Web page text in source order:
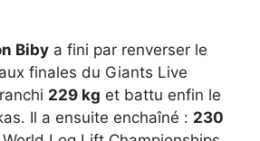
Biby a fini par renverser le
finales du Giants Live
229 kg et battu enfin le
Il a ensuite enchaîné : 230